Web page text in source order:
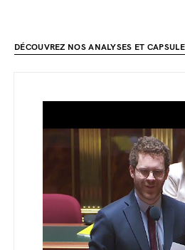
DÉCOUVREZ NOS ANALYSES ET